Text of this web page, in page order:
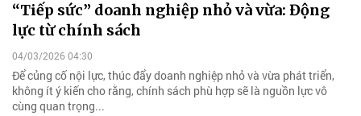
“Tiếp sức” doanh nghiệp nhỏ và vừa: Động
lực từ chính sách
04/03/2026 04:30
Để củng cố nội lực, thúc đẩy doanh nghiệp nhỏ và vừa phát triển,
không ít ý kiến cho rằng, chính sách phù hợp sẽ là nguồn lực vô
cùng quan trọng...